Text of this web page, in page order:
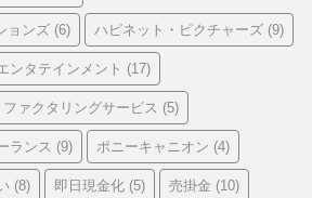
ョンズ (6) ハピネット・ピクチャーズ (9)
ンタテインメント (17)
ファクタリングサービス (5)
ランス (9) ポニーキャニオン (4)
(8) 即日現金化 (5) 売掛金 (10)